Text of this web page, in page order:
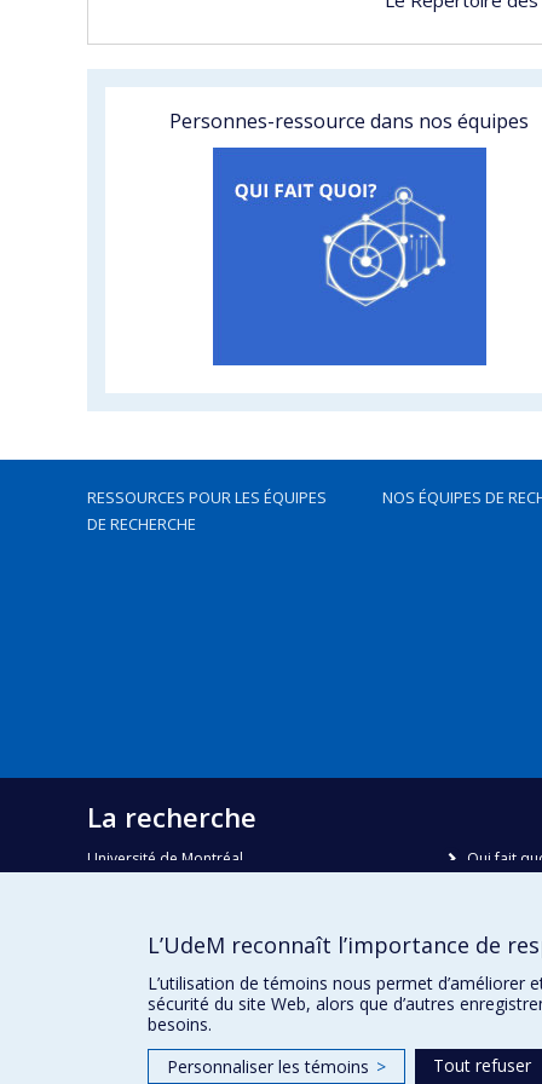
Personnes-ressource dans nos équipes
RESSOURCES POUR LES ÉQUIPES
DE RECHERCHE
NOS ÉQUIPES DE
La recherche
Université de Montréal
Courriel:recherche@umontreal.ca
Qui fait
Plan du
L’UdeM reconnaît l’importance de
L’utilisation de témoins nous permet
sécurité du site Web, alors que d’autres
besoins.
Personnaliser les témoins > Tout refuser